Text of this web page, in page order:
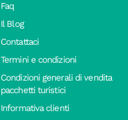
Faq
Il Blog
Contattaci
Termini e condizioni
Condizioni generali di vendita
pacchetti turistici
Informativa clienti